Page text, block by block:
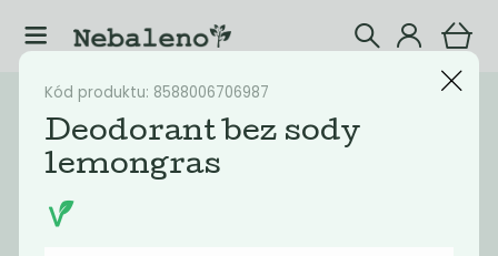
Katalog Eshop
Filtrovat produkty
Kód produktu: 8588006706987
Deodorant bez sody
lemongras